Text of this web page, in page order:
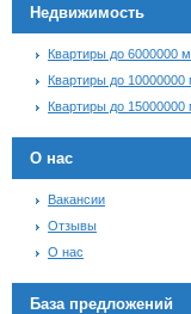
Недвижимость
Квартиры до 6000000
Квартиры до 10000000
Квартиры до 15000000
О нас
Вакансии
Отзывы
О нас
База предложений